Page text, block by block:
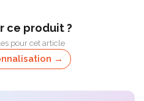
ce produit ?
pour cet article
→